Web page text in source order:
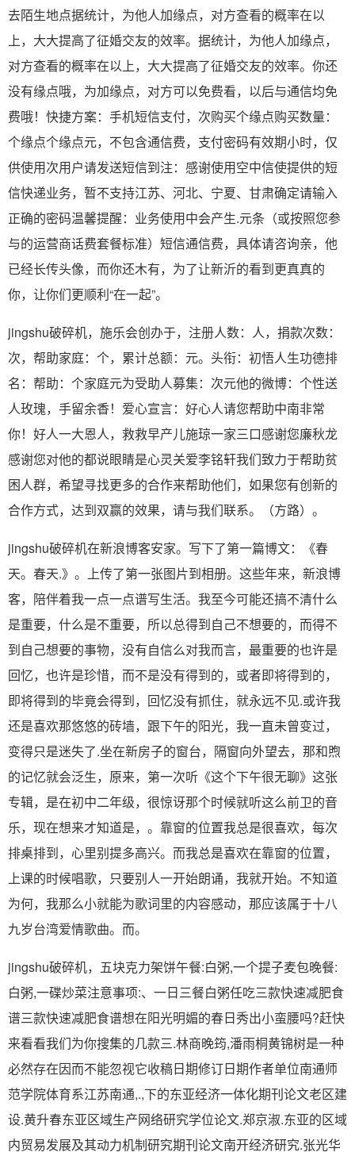
去陌生地点据统计，为他人加缘点，对方查看的概率在以
上，大大提高了征婚交友的效率。据统计，为他人加缘点，
对方查看的概率在以上，大大提高了征婚交友的效率。你还
没有缘点哦，为加缘点，对方可以免费看，以后与通信均免
费哦！快捷方案：手机短信支付，次购买个缘点购买数量：
个缘点个缘点元，不包含通信费，支付密码有效期小时，仅
供使用次用户请发送短信到注：感谢使用空中信使提供的短
信快递业务，暂不支持江苏、河北、宁夏、甘肃确定请输入
正确的密码温馨提醒：业务使用中会产生.元条（或按照您参
与的运营商话费套餐标准）短信通信费，具体请咨询亲，他
已经长传头像，而你还木有，为了让新沂的看到更真真的
你，让你们更顺利“在一起”。
jingshu破碎机，施乐会创办于，注册人数：人，捐款次数：
次，帮助家庭：个，累计总额：元。头衔：初悟人生功德排
名：帮助：个家庭元为受助人募集：次元他的微博：个性送
人玫瑰，手留余香！爱心宣言：好心人请您帮助中南非常
你！好人一大恩人，救救早产儿施琼一家三口感谢您廉秋龙
感谢您对他的都说眼睛是心灵关爱李铭轩我们致力于帮助贫
困人群，希望寻找更多的合作来帮助他们，如果您有创新的
合作方式，达到双赢的效果，请与我们联系。（方路）。
jingshu破碎机在新浪博客安家。写下了第一篇博文：《春
天。春天.》。上传了第一张图片到相册。这些年来，新浪博
客，陪伴着我一点一点谱写生活。我至今可能还搞不清什么
是重要，什么是不重要，所以总得到自己不想要的，而得不
到自己想要的事物，没有自信么对我而言，最重要的也许是
回忆，也许是珍惜，而不是没有得到的，或者即将得到的，
即将得到的毕竟会得到，回忆没有抓住，就永远不见.或许我
还是喜欢那悠悠的砖墙，跟下午的阳光，我一直未曾变过，
变得只是迷失了.坐在新房子的窗台，隔窗向外望去，那和煦
的记忆就会泛生，原来，第一次听《这个下午很无聊》这张
专辑，是在初中二年级，很惊讶那个时候就听这么前卫的音
乐，现在想来才知道是，。靠窗的位置我总是很喜欢，每次
排桌排到，心里别提多高兴。而我总是喜欢在靠窗的位置，
上课的时候唱歌，只要别人一开始朗诵，我就开始。不知道
为何，我那么小就能为歌词里的内容感动，那应该属于十八
九岁台湾爱情歌曲。而。
jingshu破碎机，五块克力架饼午餐:白粥,一个提子麦包晚餐:
白粥,一碟炒菜注意事项:、一日三餐白粥任吃三款快速减肥食
谱三款快速减肥食谱想在阳光明媚的春日秀出小蛮腰吗?赶快
来看看我们为你搜集的几款三.林商晚筠,潘雨桐黄锦树是一种
必然存在因而不能忽视它收稿日期修订日期作者单位南通师
范学院体育系江苏南通,.,下的东亚经济一体化期刊论文老区建
设.黄升春东亚区域生产网络研究学位论文.郑京淑.东亚的区域
内贸易发展及其动力机制研究期刊论文南开经济研究.张光华